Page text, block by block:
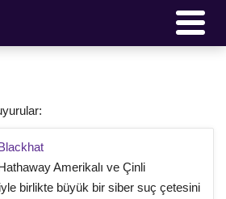
Amerikalı ve Çinli
birlikte büyük bir siber suç çetesini